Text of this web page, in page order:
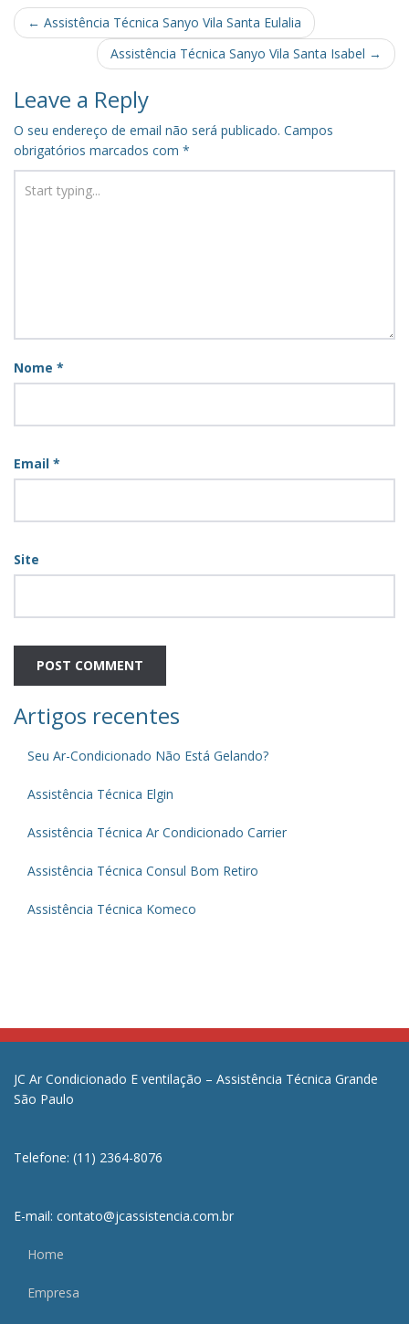
Post
navigation
← Assistência Técnica Sanyo Vila Santa Eulalia
Assistência Técnica Sanyo Vila Santa Isabel →
Leave a Reply
O seu endereço de email não será publicado. Campos
obrigatórios marcados com *
Nome *
Email *
Site
Artigos recentes
Seu Ar-Condicionado Não Está Gelando?
Assistência Técnica Elgin
Assistência Técnica Ar Condicionado Carrier
Assistência Técnica Consul Bom Retiro
Assistência Técnica Komeco
JC Ar Condicionado E ventilação – Assistência Técnica Grande
São Paulo
Telefone: (11) 2364-8076
E-mail: contato@jcassistencia.com.br
Home
Empresa